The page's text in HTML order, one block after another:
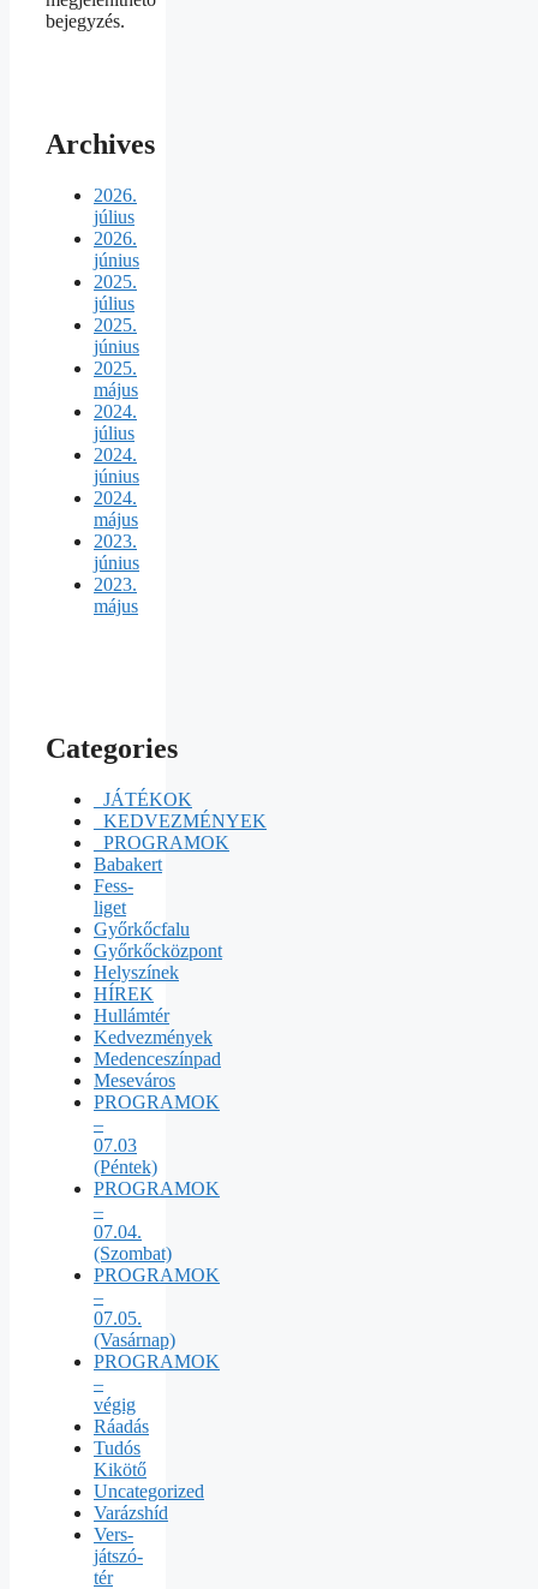
bejegyzés.
Archives
2026.
július
2026.
június
2025.
július
2025.
június
2025.
május
2024.
július
2024.
június
2024.
május
2023.
június
2023.
május
Categories
_JÁTÉKOK
_KEDVEZMÉNYEK
_PROGRAMOK
Babakert
Fess-
liget
Győrkőcfalu
Győrkőcközpont
Helyszínek
HÍREK
Hullámtér
Kedvezmények
Medenceszínpad
Meseváros
PROGRAMOK
–
07.03
(Péntek)
PROGRAMOK
–
07.04.
(Szombat)
PROGRAMOK
–
07.05.
(Vasárnap)
PROGRAMOK
–
végig
Ráadás
Tudós
Kikötő
Uncategorized
Varázshíd
Vers-
játszó-
tér